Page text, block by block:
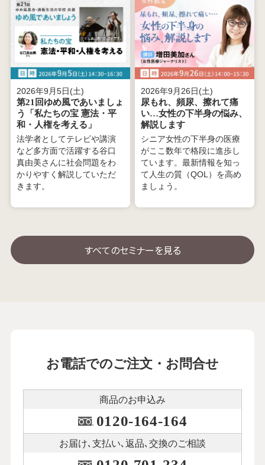
2026年9月5日(土)
第21回ゆめ風であいましょ
う「私たちの宝 憲法・平
和・人権を考える」
法学者としてテレビや講演
など多方面で活躍する谷口
真由美さんに社会問題をわ
かりやすく解説していただ
きます。
2026年9月26日(土)
尿もれ、頻尿、擦れて痛
い…女性の下半身の悩み、
解説します
シニア女性の下半身の医療
がここ数年で格段に進歩し
ています。最新情報を知っ
て人生の質（QOL）を高め
ましょう。
すべてのセミナーを見る
お電話でのご注文・お問合せ
商品のお申込み
0120-164-164
お届け､支払い､ 返品､交換のご相談